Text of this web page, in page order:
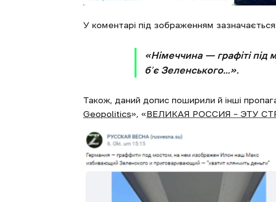
У коментарі під зображенням
«Німеччина — графіті
б’є Зеленського…».
Також, даний допис поширили й інші
Geopolitics», «ВЕЛИКАЯ РОССИЯ – ЭТУ